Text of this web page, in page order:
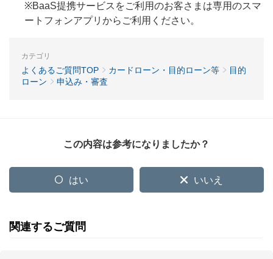
※BaaS提携サービスをご利用のお客さまは専用のスマ
ートフォンアプリからご利用ください。
カテゴリ
よくあるご質問TOP カードローン・目的ローン等
目的
ローン
申込み・審査
この内容は参考になりましたか？
はい いいえ
関連するご質問